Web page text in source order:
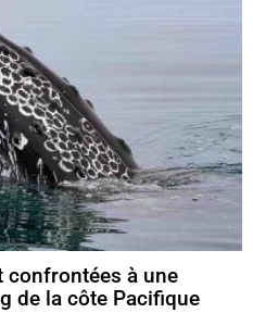
confrontées à une
de la côte Pacifique